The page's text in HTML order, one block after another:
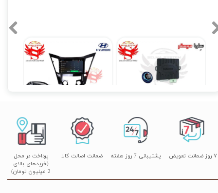
مانیتور فابریک اندروید سوناتا YF فول تاچ مدل Zen4
۱۳,۹۰۰,۰۰۰ تومان
کیلس استارت با دکمه استارتر (فاقد ریموت)
۵,۴۹۰,۰۰۰ تومان
پشتیبانی 7 روز هفته
پرداخت در محل
(خریدهای بالای
2 میلیون تومان)
۷ روز ضمانت تعویض ضمانت اصالت کالا